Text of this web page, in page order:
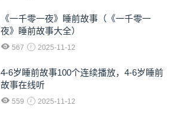
《一千零一夜》睡前故事（《一千零一
夜》睡前故事大全）
567 2025-11-12
4-6岁睡前故事100个连续播放，4-6岁睡前
故事在线听
559 2025-11-12